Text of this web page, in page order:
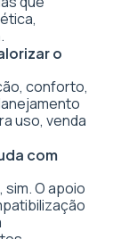
o
conforto,
uso, venda
com
O apoio